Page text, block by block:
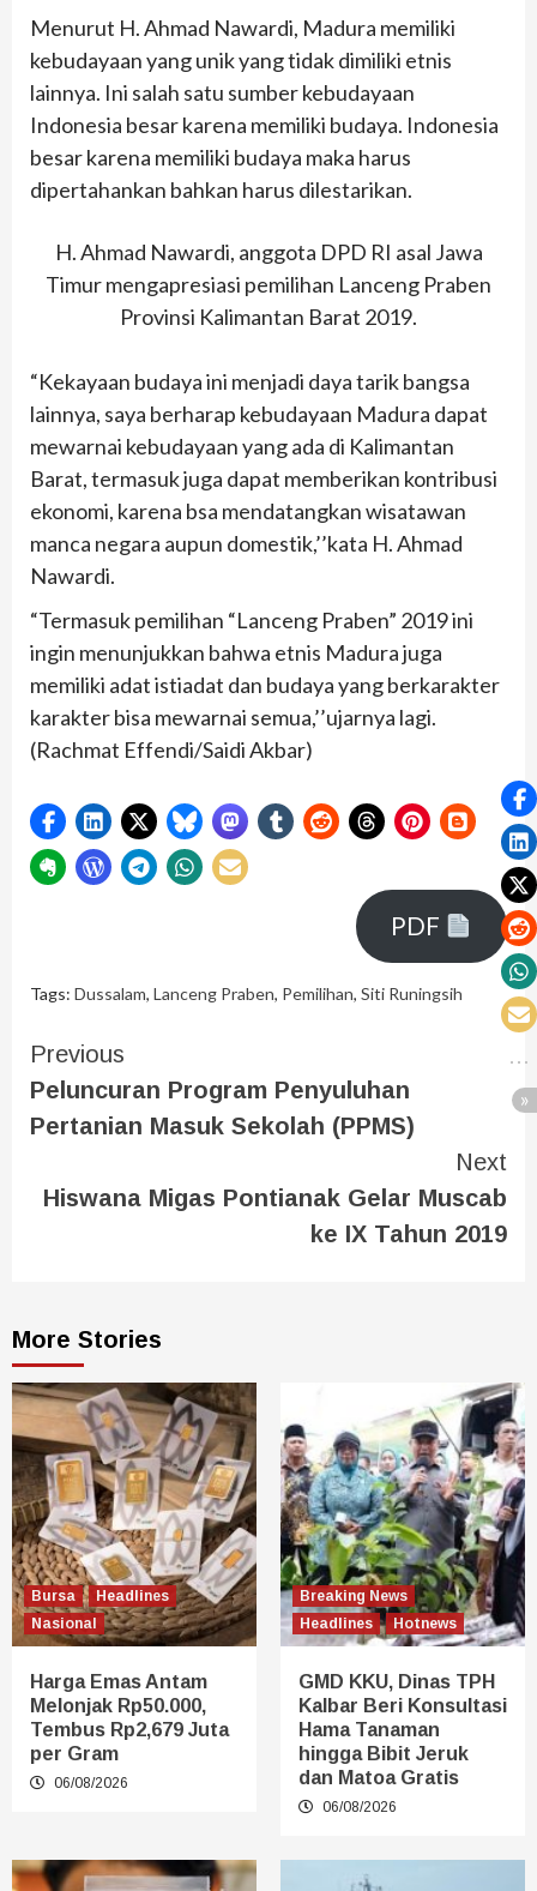
Menurut H. Ahmad Nawardi, Madura memiliki
kebudayaan yang unik yang tidak dimiliki etnis
lainnya. Ini salah satu sumber kebudayaan
Indonesia besar karena memiliki budaya. Indonesia
besar karena memiliki budaya maka harus
dipertahankan bahkan harus dilestarikan.
H. Ahmad Nawardi, anggota DPD RI asal Jawa
Timur mengapresiasi pemilihan Lanceng Praben
Provinsi Kalimantan Barat 2019.
“Kekayaan budaya ini menjadi daya tarik bangsa
lainnya, saya berharap kebudayaan Madura dapat
mewarnai kebudayaan yang ada di Kalimantan
Barat, termasuk juga dapat memberikan kontribusi
ekonomi, karena bsa mendatangkan wisatawan
manca negara aupun domestik,’’kata H. Ahmad
Nawardi.
“Termasuk pemilihan “Lanceng Praben” 2019 ini
ingin menunjukkan bahwa etnis Madura juga
memiliki adat istiadat dan budaya yang berkarakter
karakter bisa mewarnai semua,’’ujarnya lagi.
(Rachmat Effendi/Saidi Akbar)
PDF
Tags: Dussalam, Lanceng Praben, Pemilihan, Siti Runingsih
Previous
Peluncuran Program Penyuluhan
Pertanian Masuk Sekolah (PPMS)
Next
Hiswana Migas Pontianak Gelar Muscab
ke IX Tahun 2019
More Stories
Bursa
Headlines
Nasional
Harga Emas Antam
Melonjak Rp50.000,
Tembus Rp2,679 Juta
per Gram
06/08/2026
Breaking News
Headlines
Hotnews
GMD KKU, Dinas TPH
Kalbar Beri Konsultasi
Hama Tanaman
hingga Bibit Jeruk
dan Matoa Gratis
06/08/2026